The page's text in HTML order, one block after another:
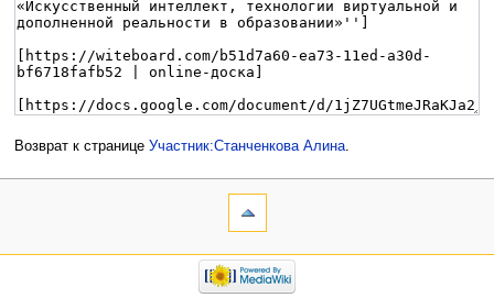
Возврат к странице Участник:Станченкова Алина.